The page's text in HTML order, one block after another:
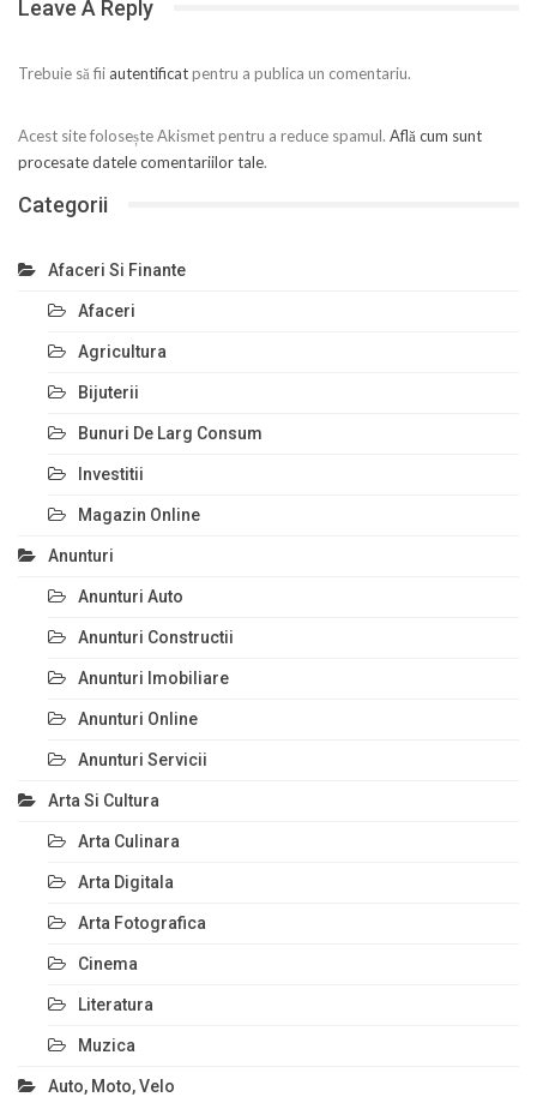
Leave A Reply
Trebuie să fii autentificatpentru a publica un comentariu.
Acest site folosește Akismet pentru a reduce spamul. Află cum sunt
procesate datele comentariilor tale.
Categorii
Afaceri Si Finante
Afaceri
Agricultura
Bijuterii
Bunuri De Larg Consum
Investitii
Magazin Online
Anunturi
Anunturi Auto
Anunturi Constructii
Anunturi Imobiliare
Anunturi Online
Anunturi Servicii
Arta Si Cultura
Arta Culinara
Arta Digitala
Arta Fotografica
Cinema
Literatura
Muzica
Auto, Moto, Velo